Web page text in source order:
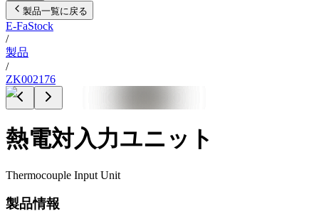
製品一覧に戻る
E-FaStock
/
製品
/
ZK002176
熱電対入力ユニット
Thermocouple Input Unit
製品情報